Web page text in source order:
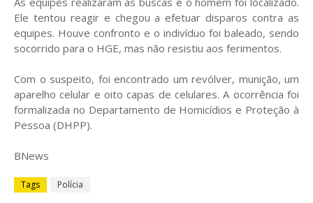
Ele tentou reagir e chegou a efetuar disparos contra as
equipes. Houve confronto e o indivíduo foi baleado, sendo
socorrido para o HGE, mas não resistiu aos ferimentos.
Com o suspeito, foi encontrado um revólver, munição, um
aparelho celular e oito capas de celulares. A ocorrência foi
formalizada no Departamento de Homicídios e Proteção à
Pessoa (DHPP).
BNews
Tags Polícia